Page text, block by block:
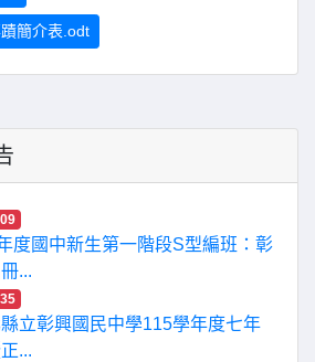
簡介表.odt
度國中新生第一階段S型編班：彰
...
縣立彰興國民中學115學年度七年
...